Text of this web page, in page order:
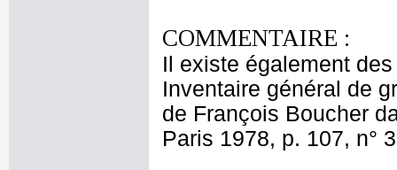
COMMENTAIRE :
Il existe également
Inventaire général de
de François Boucher
Paris 1978, p. 107, n°